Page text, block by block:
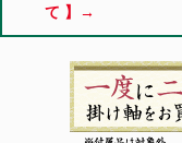
て 】→